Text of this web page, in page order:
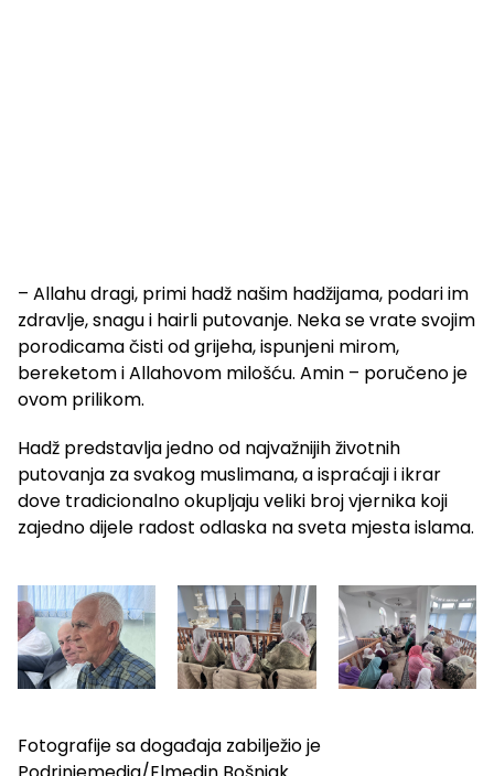
– Allahu dragi, primi hadž našim hadžijama, podari im
zdravlje, snagu i hairli putovanje. Neka se vrate svojim
porodicama čisti od grijeha, ispunjeni mirom,
bereketom i Allahovom milošću. Amin – poručeno je
ovom prilikom.
Hadž predstavlja jedno od najvažnijih životnih
putovanja za svakog muslimana, a ispraćaji i ikrar
dove tradicionalno okupljaju veliki broj vjernika koji
zajedno dijele radost odlaska na sveta mjesta islama.
Fotografije sa događaja zabilježio je